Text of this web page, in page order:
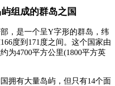
组成的群岛之国
，是一个呈Y字形的群岛，纬
度到171度之间。这个国家由
为4700平方公里(1800平方英
拥有大量岛屿，但只有14个面